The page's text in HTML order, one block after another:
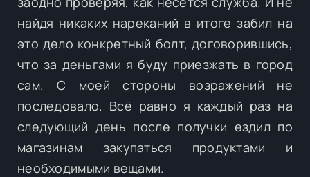
найдя никаких нареканий в итоге забил на
это дело конкретный болт, договорившись,
что за деньгами я буду приезжать в город
сам. С моей стороны возражений не
последовало. Всё равно я каждый раз на
следующий день после получки ездил по
магазинам закупаться продуктами и
необходимыми вещами.